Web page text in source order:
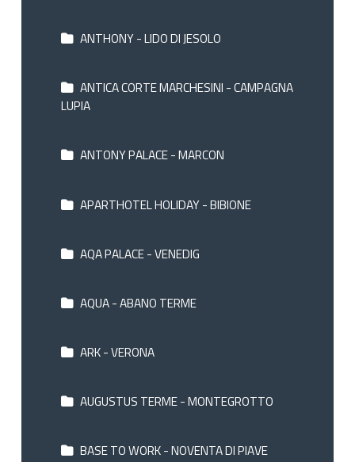
ANTHONY - LIDO DI JESOLO
ANTICA CORTE MARCHESINI - CAMPAGNA
LUPIA
ANTONY PALACE - MARCON
APARTHOTEL HOLIDAY - BIBIONE
AQA PALACE - VENEDIG
AQUA - ABANO TERME
ARK - VERONA
AUGUSTUS TERME - MONTEGROTTO
BASE TO WORK - NOVENTA DI PIAVE